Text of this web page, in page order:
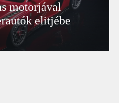
motorjával
elitjébe